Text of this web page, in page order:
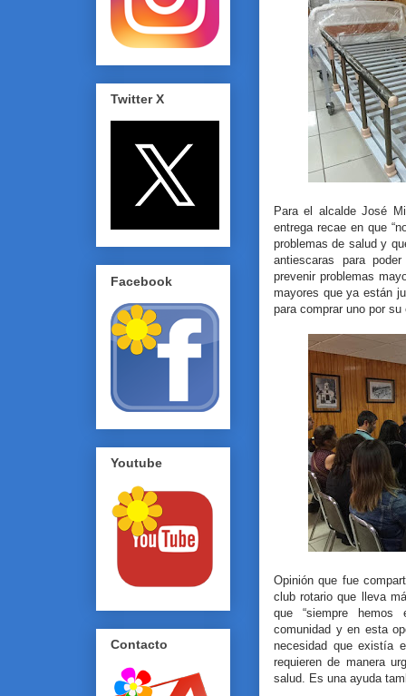
Para el alcalde José
entrega recae en que
problemas de salud y
antiescaras para
prevenir problemas
mayores que ya están
para comprar uno por
Opinión que fue
club rotario que lleva
que “siempre hemos
comunidad y en esta
necesidad que existía
requieren de manera
salud. Es una ayuda
Twitter X
Facebook
Youtube
Contacto